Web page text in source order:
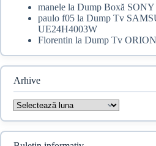
manelela Dump Boxă
paulo f05la Dump Tv
UE24H4003W
Florentin la Dump Tv
Arhive
Arhive